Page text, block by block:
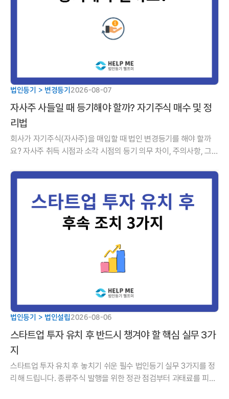
법인등기 > 변경등기 2026-08-07
자사주 사들일 때 등기해야 할까? 자기주식 매수 및 정
리법
회사가 자기주식(자사주)을 매입할 때 법인 변경등기를 해야 할까
요? 자사주 취득 시점과 소각 시점의 등기 의무 차이, 주의사항, 그리
리해 드립니다.
법인등기 > 법인설립2026-08-06
스타트업 투자 유치 후 반드시 챙겨야 할 핵심 실무 3가
지
스타트업 투자 유치 후 놓치기 쉬운 필수 법인등기 실무 3가지를 정
리해 드립니다. 종류주식 발행을 위한 정관 점검부터 과태료를 피하